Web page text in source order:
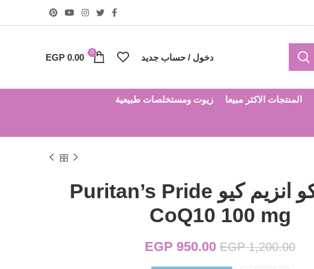
دخول / حساب جديد 0
EGP 0.00
المنتجات الاكثر مبيعا زيوت ومستخلصات طبيعية
حبوب كو انزيم كيو Puritan’s Pride
CoQ10 100 mg
EGP1,200.00
السعر الأصلي هو:
EGP 950.00